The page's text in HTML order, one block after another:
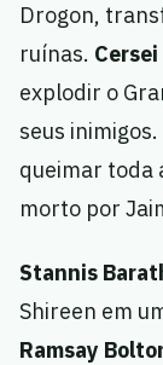
Drogon,
ruínas.
explodir o
seus inimigos.
queimar toda
morto por
Stannis
Shireen em
Ramsay